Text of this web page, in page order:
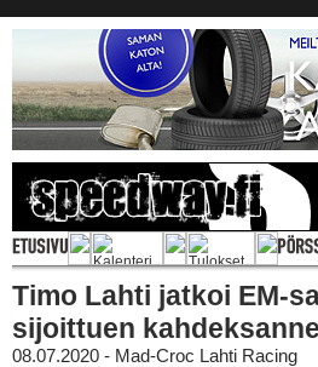
Timo Lahti jatkoi EM-
sijoittuen
08.07.2020 - Mad-Croc Lahti Racing